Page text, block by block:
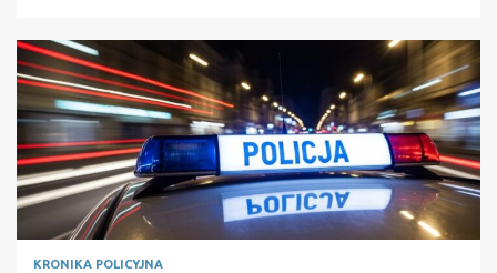
KRONIKA POLICYJNA